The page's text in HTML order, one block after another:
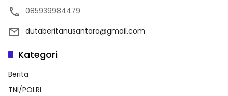
085939984479
dutaberitanusantara@gmail.com
Kategori
Berita
TNI/POLRI